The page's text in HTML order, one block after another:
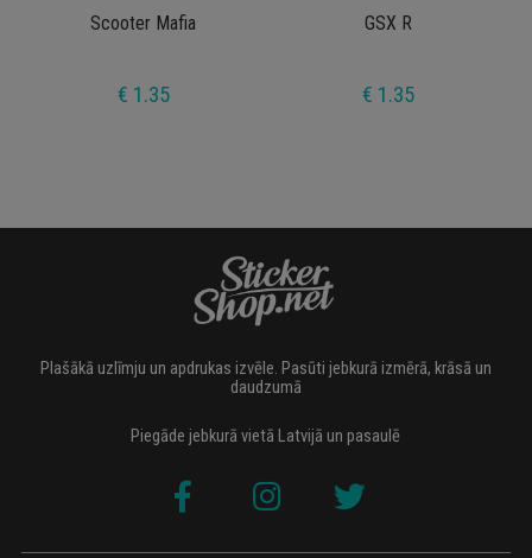
Scooter Mafia
€ 1.35
GSX R
€ 1.35
Plašākā uzlīmju un apdrukas izvēle. Pasūti jebkurā izmērā, krāsā un
daudzumā
Piegāde jebkurā vietā Latvijā un pasaulē